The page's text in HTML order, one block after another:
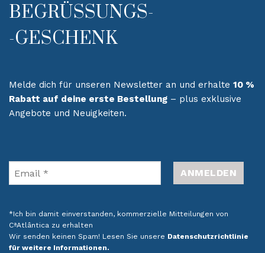
BEGRÜSSUNGS-
-GESCHENK
Melde dich für unseren Newsletter an und erhalte 10 %
Rabatt auf deine erste Bestellung – plus exklusive
Angebote und Neuigkeiten.
*Ich bin damit einverstanden, kommerzielle Mitteilungen von
CªAtlântica zu erhalten
Wir senden keinen Spam! Lesen Sie unsere Datenschutzrichtlinie
für weitere Informationen.